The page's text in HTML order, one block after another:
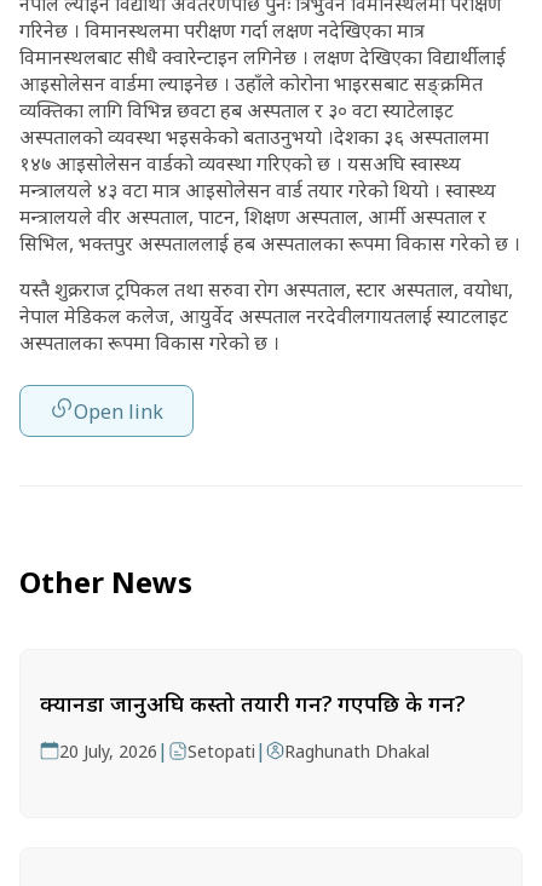
गरिनेछ । विमानस्थलमा परीक्षण गर्दा लक्षण नदेखिएका मात्र
विमानस्थलबाट सीधै क्वारेन्टाइन लगिनेछ । लक्षण देखिएका विद्यार्थीलाई
आइसोलेसन वार्डमा ल्याइनेछ । उहाँले कोरोना भाइरसबाट सङ्क्रमित
व्यक्तिका लागि विभिन्न छवटा हब अस्पताल र ३० वटा स्याटेलाइट
अस्पतालको व्यवस्था भइसकेको बताउनुभयो ।देशका ३६ अस्पतालमा
१४७ आइसोलेसन वार्डको व्यवस्था गरिएको छ । यसअघि स्वास्थ्य
मन्त्रालयले ४३ वटा मात्र आइसोलेसन वार्ड तयार गरेको थियो । स्वास्थ्य
मन्त्रालयले वीर अस्पताल, पाटन, शिक्षण अस्पताल, आर्मी अस्पताल र
सिभिल, भक्तपुर अस्पताललाई हब अस्पतालका रूपमा विकास गरेको छ ।
यस्तै शुक्रराज ट्रपिकल तथा सरुवा रोग अस्पताल, स्टार अस्पताल, वयोधा,
नेपाल मेडिकल कलेज, आयुर्वेद अस्पताल नरदेवीलगायतलाई स्याटलाइट
अस्पतालका रूपमा विकास गरेको छ ।
Open link
Other News
क्यानडा जानुअघि कस्तो तयारी गर्ने? गएपछि के गर्ने?
20 July, 2026 | Setopati | Raghunath Dhakal